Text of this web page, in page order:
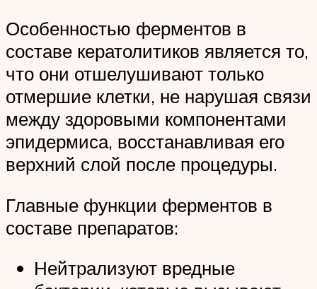
Особенностью ферментов в
составе кератолитиков является то,
что они отшелушивают только
отмершие клетки, не нарушая связи
между здоровыми компонентами
эпидермиса, восстанавливая его
верхний слой после процедуры.
Главные функции ферментов в
составе препаратов:
Нейтрализуют вредные